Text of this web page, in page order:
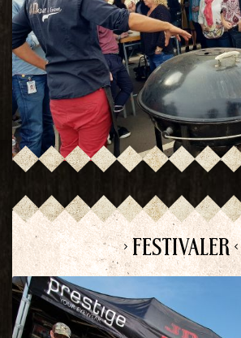
> FESTIVALER <